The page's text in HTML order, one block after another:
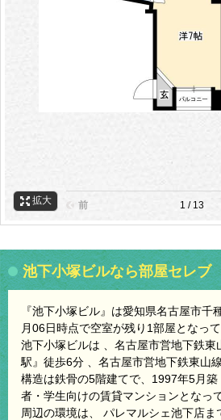
拡大 前 1 / 13
池下小塚ビルなら部屋セレブ
『池下小塚ビル』は愛知県名古屋市
月06日時点で空室が残り1部屋となって
池下小塚ビルは 、名古屋市営地下鉄
駅』徒歩6分 、名古屋市営地下鉄東山
構造は鉄骨の5階建てで、1997年5月
者・学生向けの賃貸マンションとなっ
周辺の環境は、 パレマルシェ池下店